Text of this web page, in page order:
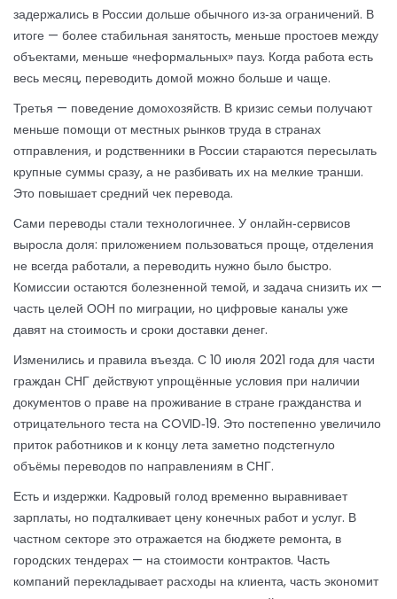
задержались в России дольше обычного из‑за ограничений. В
итоге — более стабильная занятость, меньше простоев между
объектами, меньше «неформальных» пауз. Когда работа есть
весь месяц, переводить домой можно больше и чаще.
Третья — поведение домохозяйств. В кризис семьи получают
меньше помощи от местных рынков труда в странах
отправления, и родственники в России стараются пересылать
крупные суммы сразу, а не разбивать их на мелкие транши.
Это повышает средний чек перевода.
Сами переводы стали технологичнее. У онлайн‑сервисов
выросла доля: приложением пользоваться проще, отделения
не всегда работали, а переводить нужно было быстро.
Комиссии остаются болезненной темой, и задача снизить их —
часть целей ООН по миграции, но цифровые каналы уже
давят на стоимость и сроки доставки денег.
Изменились и правила въезда. С 10 июля 2021 года для части
граждан СНГ действуют упрощённые условия при наличии
документов о праве на проживание в стране гражданства и
отрицательного теста на COVID‑19. Это постепенно увеличило
приток работников и к концу лета заметно подстегнуло
объёмы переводов по направлениям в СНГ.
Есть и издержки. Кадровый голод временно выравнивает
зарплаты, но подталкивает цену конечных работ и услуг. В
частном секторе это отражается на бюджете ремонта, в
городских тендерах — на стоимости контрактов. Часть
компаний перекладывает расходы на клиента, часть экономит